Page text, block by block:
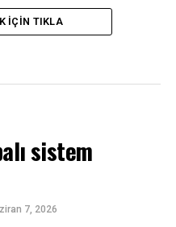
IÇIN TIKLA
sistem
7, 2026